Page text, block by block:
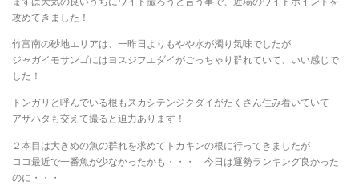
攻めてきました！
竹富南の砂地エリアは、一昨日よりもやや水が濁り気味でしたが
ジャガイモサンゴにはヨスジフエダイがごっちゃり群れていて、いい感じで
した！
トンガリと呼んでいる根もスカシテンジクダイがたくさん住み着いていて
アザハタも交えて撮ると迫力あります！
２本目は大きめの魚の群れを求めてトカキンの根に行ってきましたが
ココ最近で一番魚が少なかったかも・・・ 今日は運勢ランキング良かった
のに・・・